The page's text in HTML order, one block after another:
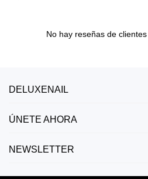
No hay reseñas de
DELUXENAIL
ÚNETE AHORA
NEWSLETTER